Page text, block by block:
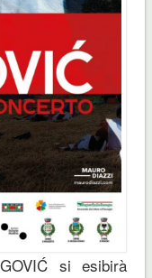
si esibirà